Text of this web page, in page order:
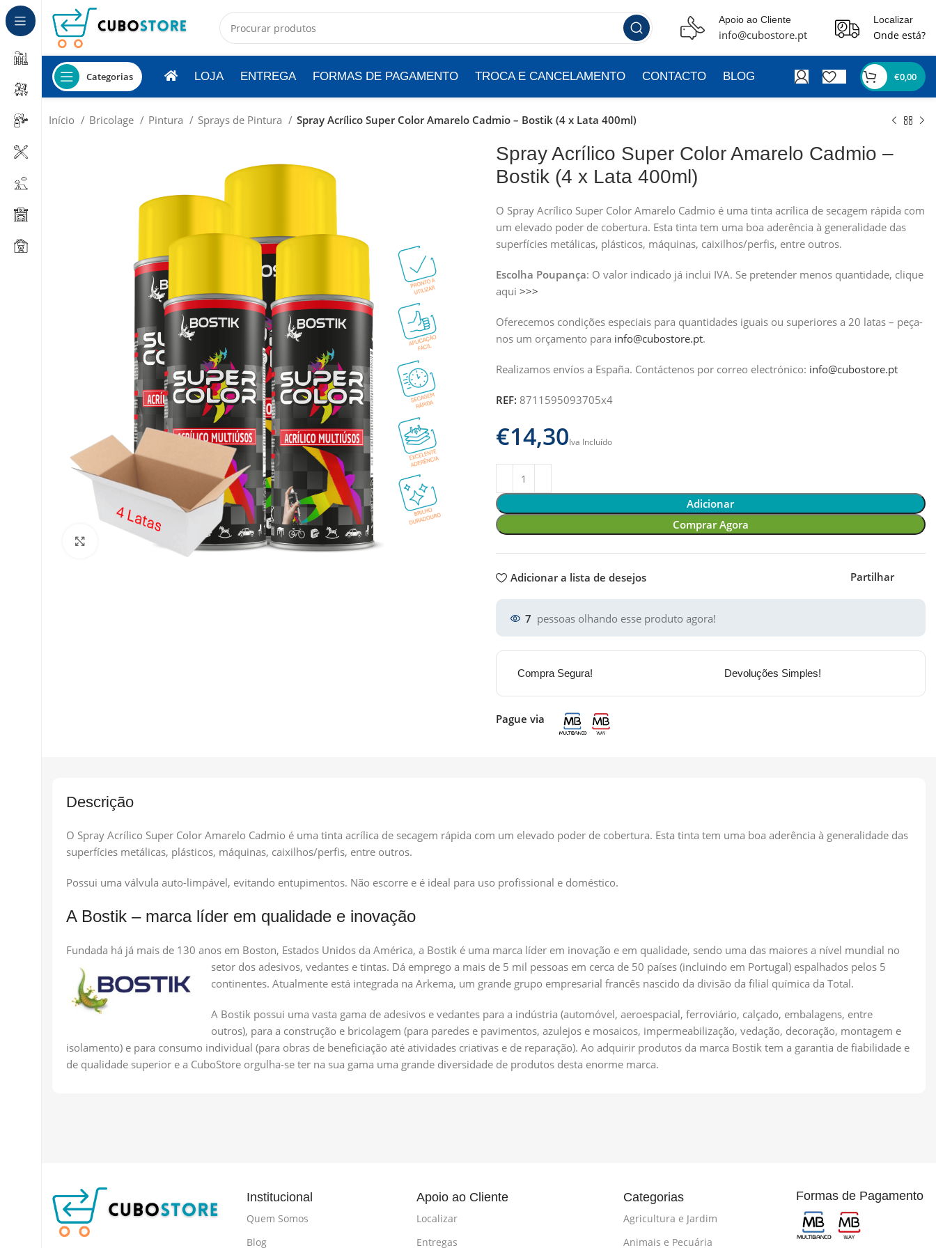
Apoio ao Cliente
info@cubostore.pt
Localizar
Onde está?
Categorias LOJA ENTREGA FORMAS DE PAGAMENTO TROCA E CANCELAMENTO CONTACTO BLOG €0,00
Início Bricolage Pintura Sprays de Pintura Spray Acrílico Super Color Amarelo Cadmio – Bostik (4 x Lata 400ml)
Clique para ampliar
Spray Acrílico Super Color Amarelo Cadmio –
Bostik (4 x Lata 400ml)
O Spray Acrílico Super Color Amarelo Cadmio é uma tinta acrílica de secagem rápida com
um elevado poder de cobertura. Esta tinta tem uma boa aderência à generalidade das
superfícies metálicas, plásticos, máquinas, caixilhos/perfis, entre outros.
Escolha Poupança: O valor indicado já inclui IVA. Se pretender menos quantidade, clique
aqui >>>
Oferecemos condições especiais para quantidades iguais ou superiores a 20 latas – peça-
nos um orçamento para info@cubostore.pt.
Realizamos envíos a España. Contáctenos por correo electrónico: info@cubostore.pt
REF: 8711595093705x4
€
Adicionar
Comprar Agora
Adicionar a lista de desejos Partilhar
7 pessoas olhando esse produto agora!
Compra Segura! Devoluções Simples!
Pague via
Descrição
O Spray Acrílico Super Color Amarelo Cadmio é uma tinta acrílica de secagem rápida com um elevado poder de cobertura. Esta tinta tem uma boa aderência à generalidade das
superfícies metálicas, plásticos, máquinas, caixilhos/perfis, entre outros.
Possui uma válvula auto-limpável, evitando entupimentos. Não escorre e é ideal para uso profissional e doméstico.
A Bostik – marca líder em qualidade e inovação
Fundada há já mais de 130 anos em Boston, Estados Unidos da América, a Bostik é uma marca líder em inovação e em qualidade, sendo uma das maiores a nível mundial no
setor dos adesivos, vedantes e tintas. Dá emprego a mais de 5 mil pessoas em cerca de 50 países (incluindo em Portugal) espalhados pelos 5
continentes. Atualmente está integrada na Arkema, um grande grupo empresarial francês nascido da divisão da filial química da Total.
A Bostik possui uma vasta gama de adesivos e vedantes para a indústria (automóvel, aeroespacial, ferroviário, calçado, embalagens, entre
outros), para a construção e bricolagem (para paredes e pavimentos, azulejos e mosaicos, impermeabilização, vedação, decoração, montagem e
isolamento) e para consumo individual (para obras de beneficiação até atividades criativas e de reparação). Ao adquirir produtos da marca Bostik tem a garantia de fiabilidade e
de qualidade superior e a CuboStore orgulha-se ter na sua gama uma grande diversidade de produtos desta enorme marca.
Institucional
Quem Somos
Blog
Apoio ao Cliente
Localizar
Entregas
Categorias
Agricultura e Jardim
Animais e Pecuária
Formas de Pagamento